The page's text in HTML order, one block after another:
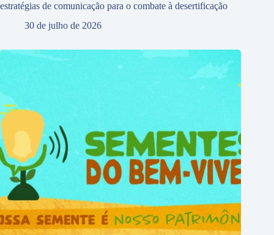
estratégias de comunicação para o combate à desertificação
30 de julho de 2026